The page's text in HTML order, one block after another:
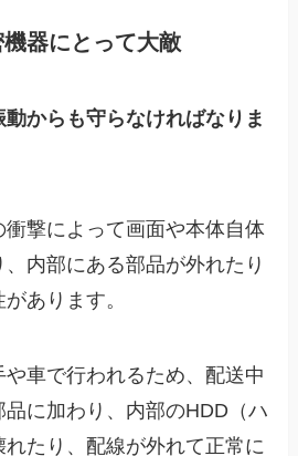
器にとって大敵
からも守らなければなりま
衝撃によって画面や本体自体
内部にある部品が外れたり
あります。
や車で行われるため、配送中
に加わり、内部のHDD（ハ
たり、配線が外れて正常に